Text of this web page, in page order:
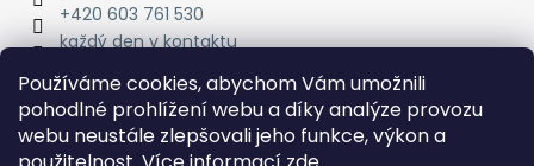
Používáme cookies, abychom Vám umožnili
pohodlné prohlížení webu a díky analýze provozu
webu neustále zlepšovali jeho funkce, výkon a
+420 603 761 530
každý den v kontaktu